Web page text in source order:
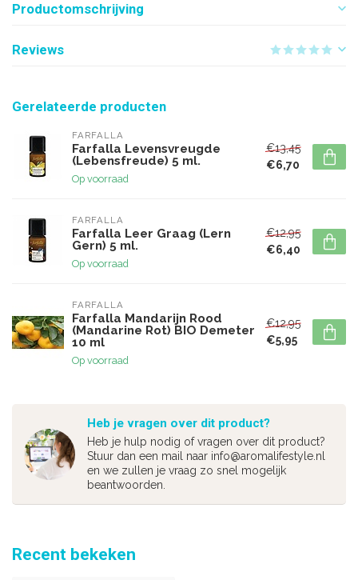
Productomschrijving
Reviews
Gerelateerde producten
FARFALLA
Farfalla Levensvreugde
(Lebensfreude) 5 ml.
Op voorraad
€13,45
€6,70
FARFALLA
Farfalla Leer Graag (Lern
Gern) 5 ml.
Op voorraad
€12,95
€6,40
FARFALLA
Farfalla Mandarijn Rood
(Mandarine Rot) BIO Demeter
10 ml
Op voorraad
€12,95
€5,95
Heb je vragen over dit product?
Heb je hulp nodig of vragen over dit product?
Stuur dan een mail naar info@aromalifestyle.nl
en we zullen je vraag zo snel mogelijk
beantwoorden.
Recent bekeken